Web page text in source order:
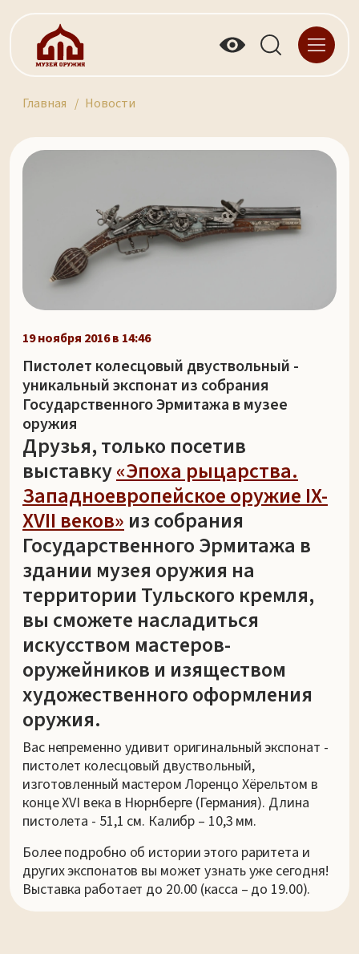
Главная Новости
19 ноября 2016 в 14:46
Пистолет колесцовый двуствольный -
уникальный экспонат из собрания
Государственного Эрмитажа в музее
оружия
Друзья, только посетив
выставку«Эпоха рыцарства.
Западноевропейское оружие IX-
XVII веков»из собрания
Государственного Эрмитажа в
здании музея оружия на
территории Тульского кремля,
вы сможете насладиться
искусством мастеров-
оружейников и изяществом
художественного оформления
оружия.
Вас непременно удивит оригинальный экспонат -
пистолет колесцовый двуствольный,
изготовленный мастером Лоренцо Хёрельтом в
конце XVI века в Нюрнберге (Германия). Длина
пистолета - 51,1 см. Калибр – 10,3 мм.
Более подробно об истории этого раритета и
других экспонатов вы может узнать уже сегодня!
Выставка работает до 20.00 (касса – до 19.00).